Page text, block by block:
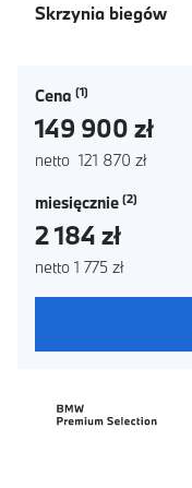
Skrzynia biegów
Cena
149 900 zł
netto 121 870 zł
miesięcznie
2 184 zł
netto 1 775 zł